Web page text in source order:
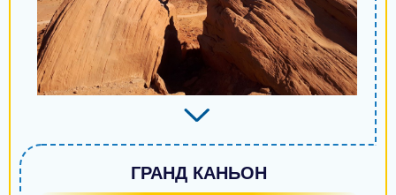
ГРАНД КАНЬОН